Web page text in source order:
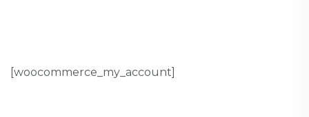
[woocommerce_my_account]